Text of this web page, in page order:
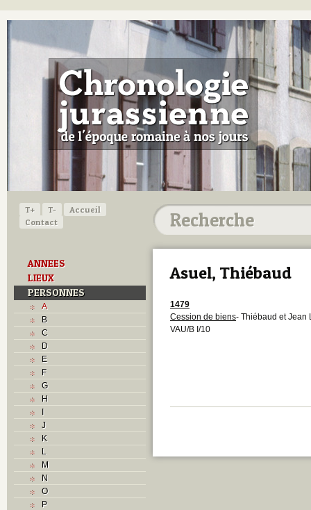
T+ T-
Accueil
Contact
ANNEES
LIEUX
PERSONNES
A
B
C
D
E
F
G
H
I
J
K
L
M
N
O
P
Asuel, Thiébaud
1479
Cession de biens- Thiébaud et Jean
VAU/B I/10